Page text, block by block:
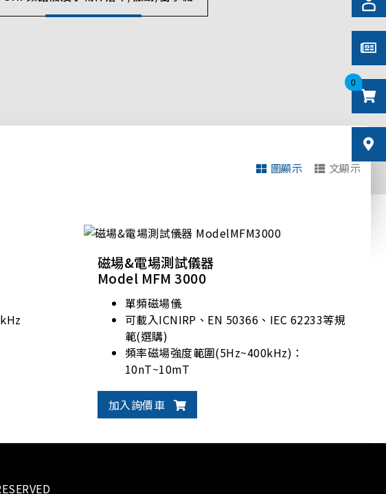
0
圖顯示 文顯示
磁場&電場測試儀器
Model MFM 3000
單頻磁場儀
可載入ICNIRP、EN 50366、IEC 62233等規
範(選購)
頻率磁場強度範圍(5Hz~400kHz)：
10nT~10mT
加入詢價車